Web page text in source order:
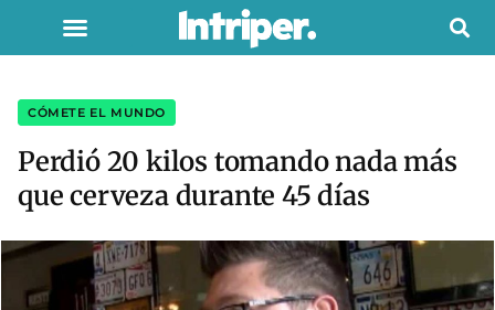
CÓMETE EL MUNDO
Perdió 20 kilos tomando nada más
que cerveza durante 45 días